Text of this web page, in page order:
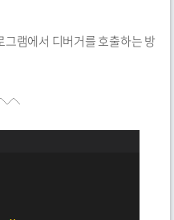
램에서 디버거를 호출하는 방